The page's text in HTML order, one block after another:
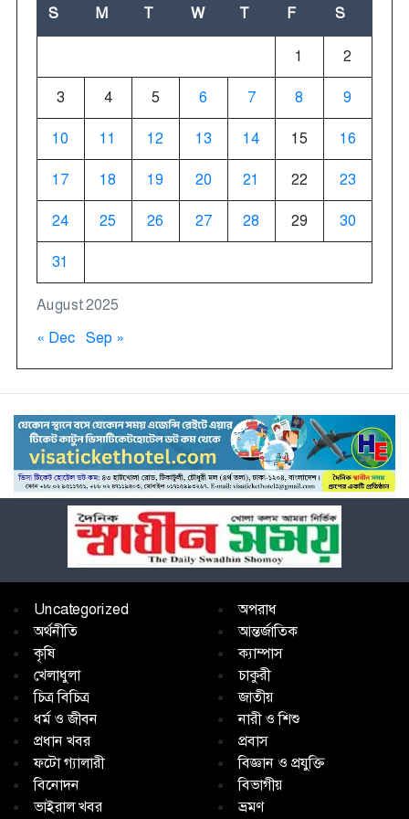
August 2025
S M T W T F S
1 2
3 4 5 6 7 8 9
10 11 12 13 14 15 16
17 18 19 20 21 22 23
24 25 26 27 28 29 30
31
« Dec Sep »
Uncategorized
অপরাধ
অর্থনীতি
আন্তর্জাতিক
কৃষি
ক্যাম্পাস
খেলাধুলা
চাকুরী
চিত্র বিচিত্র
জাতীয়
ধর্ম ও জীবন
নারী ও শিশু
প্রধান খবর
প্রবাস
ফটো গ্যালারী
বিজ্ঞান ও প্রযুক্তি
বিনোদন
বিভাগীয়
ভাইরাল খবর
ভ্রমণ